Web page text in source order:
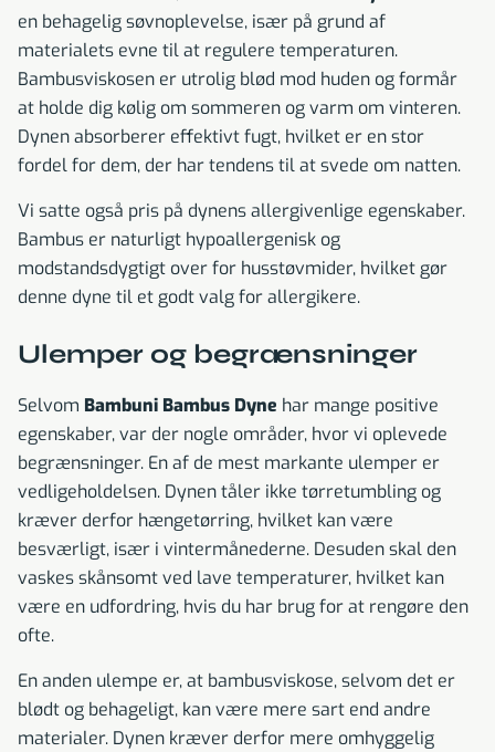
en behagelig søvnoplevelse, især på grund af
materialets evne til at regulere temperaturen.
Bambusviskosen er utrolig blød mod huden og formår
at holde dig kølig om sommeren og varm om vinteren.
Dynen absorberer effektivt fugt, hvilket er en stor
fordel for dem, der har tendens til at svede om natten.
Vi satte også pris på dynens allergivenlige egenskaber.
Bambus er naturligt hypoallergenisk og
modstandsdygtigt over for husstøvmider, hvilket gør
denne dyne til et godt valg for allergikere.
Ulemper og begrænsninger
Selvom Bambuni Bambus Dyne har mange positive
egenskaber, var der nogle områder, hvor vi oplevede
begrænsninger. En af de mest markante ulemper er
vedligeholdelsen. Dynen tåler ikke tørretumbling og
kræver derfor hængetørring, hvilket kan være
besværligt, især i vintermånederne. Desuden skal den
vaskes skånsomt ved lave temperaturer, hvilket kan
være en udfordring, hvis du har brug for at rengøre den
ofte.
En anden ulempe er, at bambusviskose, selvom det er
blødt og behageligt, kan være mere sart end andre
materialer. Dynen kræver derfor mere omhyggelig